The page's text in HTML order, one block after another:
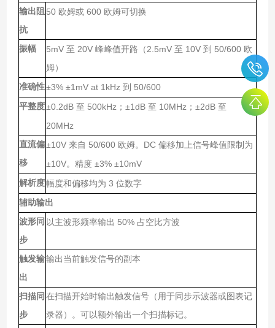
输出阻
抗
50 欧姆或600 欧姆可切换
振幅 5mV 至 20V 峰峰值开路（ 2.5mV 至 10V 到 50/600 欧
姆）
准确性±3% ±1mV at 1kHz 到 50/600
平整度±0.2dB 至 500kHz ； ±1dB 至 10MHz ； ±2dB 至
20MHz
直流偏
移
±10V 来自 50/600 欧姆。 DC 偏移加上信号峰值限制为
±10V。精度±3% ±10mV
解析度幅度和偏移均为 3 位数字
辅助输出
波形同
步
以主波形频率输出 50% 占空比方波
触发输
出
输出当前触发信号的副本
扫描同
步
在扫描开始时输出触发信号（用于同步示波器或图表记
录器）。可以额外输出一个扫描标记。